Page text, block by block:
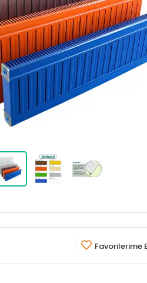
Favorilerime